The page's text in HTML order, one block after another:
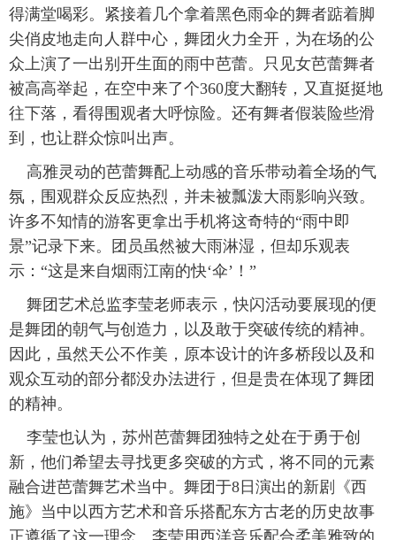
得满堂喝彩。紧接着几个拿着黑色雨伞的舞者踮着脚
尖俏皮地走向人群中心，舞团火力全开，为在场的公
众上演了一出别开生面的雨中芭蕾。只见女芭蕾舞者
被高高举起，在空中来了个360度大翻转，又直挺挺地
往下落，看得围观者大呼惊险。还有舞者假装险些滑
到，也让群众惊叫出声。
高雅灵动的芭蕾舞配上动感的音乐带动着全场的气
氛，围观群众反应热烈，并未被瓢泼大雨影响兴致。
许多不知情的游客更拿出手机将这奇特的“雨中即
景”记录下来。团员虽然被大雨淋湿，但却乐观表
示：“这是来自烟雨江南的快‘伞’！”
舞团艺术总监李莹老师表示，快闪活动要展现的便
是舞团的朝气与创造力，以及敢于突破传统的精神。
因此，虽然天公不作美，原本设计的许多桥段以及和
观众互动的部分都没办法进行，但是贵在体现了舞团
的精神。
李莹也认为，苏州芭蕾舞团独特之处在于勇于创
新，他们希望去寻找更多突破的方式，将不同的元素
融合进芭蕾舞艺术当中。舞团于8日演出的新剧《西
施》当中以西方艺术和音乐搭配东方古老的历史故事